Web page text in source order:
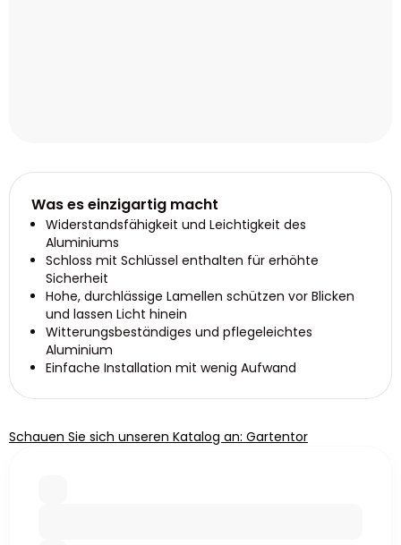
Was es einzigartig macht
Widerstandsfähigkeit und Leichtigkeit des
Aluminiums
Schloss mit Schlüssel enthalten für erhöhte
Sicherheit
Hohe, durchlässige Lamellen schützen vor Blicken
und lassen Licht hinein
Witterungsbeständiges und pflegeleichtes
Aluminium
Einfache Installation mit wenig Aufwand
Schauen Sie sich unseren Katalog an: Gartentor